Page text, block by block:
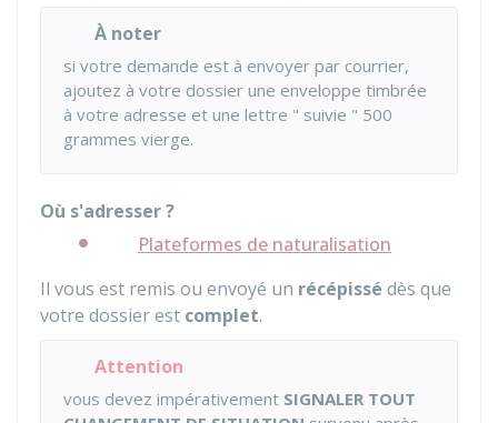
À noter
si votre demande est à envoyer par courrier,
ajoutez à votre dossier une enveloppe timbrée
à votre adresse et une lettre " suivie " 500
grammes vierge.
Où s'adresser ?
Plateformes de naturalisation
Il vous est remis ou envoyé un récépissé dès que
votre dossier est complet.
Attention
vous devez impérativement SIGNALER TOUT